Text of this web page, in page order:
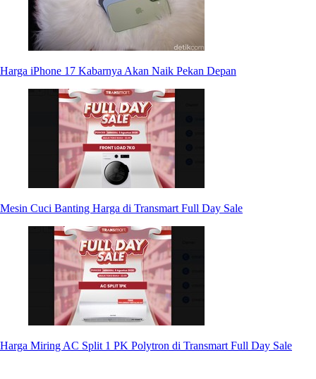
Harga iPhone 17 Kabarnya Akan Naik Pekan Depan
Mesin Cuci Banting Harga di Transmart Full Day Sale
Harga Miring AC Split 1 PK Polytron di Transmart Full Day Sale